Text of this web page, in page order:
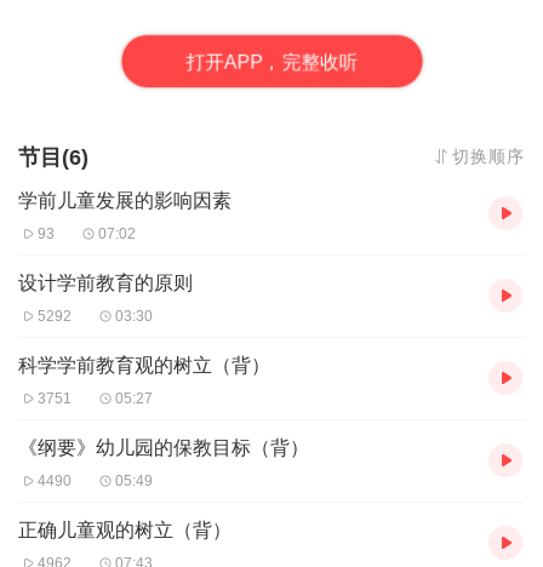
打开APP，完整收听
节目(6) 切换顺序
学前儿童发展的影响因素
93 07:02
设计学前教育的原则
5292 03:30
科学学前教育观的树立（背）
3751 05:27
《纲要》幼儿园的保教目标（背）
4490 05:49
正确儿童观的树立（背）
4962 07:43